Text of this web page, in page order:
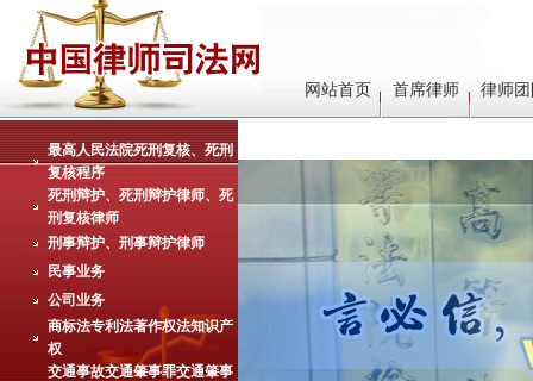
网站首页 首席律师 律师
最高人民法院死刑复核、死刑
复核程序
死刑辩护、死刑辩护律师、死
刑复核律师
刑事辩护、刑事辩护律师
民事业务
公司业务
商标法专利法著作权法知识产
权
交通事故交通肇事罪交通肇事